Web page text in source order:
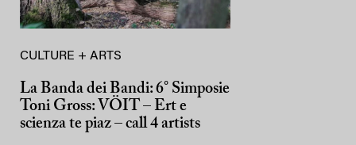
CULTURE + ARTS
La Banda dei Bandi: 6° Simposie
Toni Gross: VÖIT – Ert e
scienza te piaz – call 4 artists